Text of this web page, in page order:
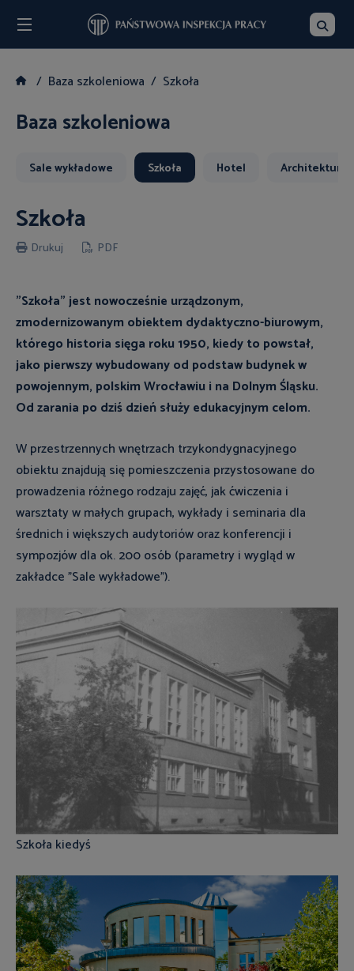
Baza szkoleniowa Szkoła
Baza szkoleniowa
Sale wykładowe Szkoła Hotel Architektura
Szkoła
Drukuj PDF
"Szkoła" jest nowocześnie urządzonym,
zmodernizowanym obiektem dydaktyczno-biurowym,
którego historia sięga roku 1950, kiedy to powstał,
jako pierwszy wybudowany od podstaw budynek w
powojennym, polskim Wrocławiu i na Dolnym Śląsku.
Od zarania po dziś dzień służy edukacyjnym celom.
W przestrzennych wnętrzach trzykondygnacyjnego
obiektu znajdują się pomieszczenia przystosowane do
prowadzenia różnego rodzaju zajęć, jak ćwiczenia i
warsztaty w małych grupach, wykłady i seminaria dla
średnich i większych audytoriów oraz konferencji i
sympozjów dla ok. 200 osób (parametry i wygląd w
zakładce "Sale wykładowe").
Szkoła kiedyś
Szukaj